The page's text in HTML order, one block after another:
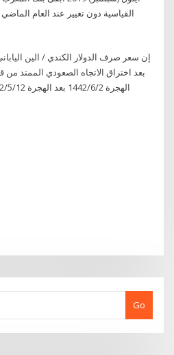
القياسية دون تغيير عند العام
إن سعر صرف الدولار الكندي / الين
Go